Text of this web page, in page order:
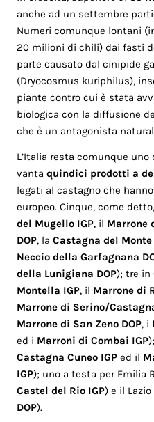
anche ad un settembre
Numeri comunque lontani
20 milioni di chili) dai fasti
parte causato dal cinipide
(Dryocosmus kuriphilus),
piante contro cui è stata
biologica con la diffusione
che è un antagonista
L’Italia resta comunque uno
vantaquindici prodotti a
legati al castagno che
europeo. Cinque, come
del Mugello IGP, il Marrone
DOP, laCastagna del
Neccio della Garfagnana
della Lunigiana DOP); tre in
Montella IGP, il Marrone di
Marrone di Serino/
Marrone di San Zeno DOP, i
ed i Marroni di Combai IGP
Castagna Cuneo IGP ed il
IGP); uno a testa per Emilia
Castel del Rio IGP) e il
DOP).